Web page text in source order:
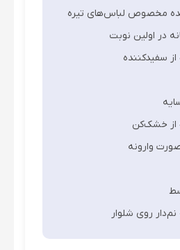
مخصوص لباس‌های تیره
در اولین نوبت
از سفیدکننده
از خشک‌کن
وارونه
نم‌دار روی شلوار